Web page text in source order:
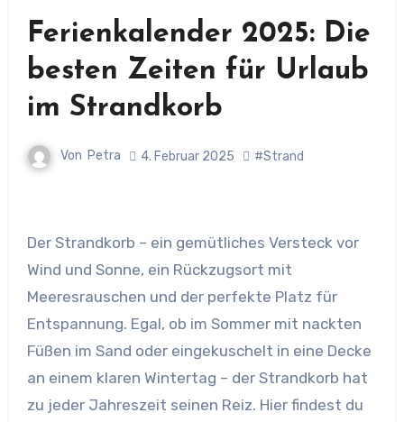
Ferienkalender 2025: Die
besten Zeiten für Urlaub
im Strandkorb
Von Petra 4. Februar 2025 #Strand
Der Strandkorb – ein gemütliches Versteck vor
Wind und Sonne, ein Rückzugsort mit
Meeresrauschen und der perfekte Platz für
Entspannung. Egal, ob im Sommer mit nackten
Füßen im Sand oder eingekuschelt in eine Decke
an einem klaren Wintertag – der Strandkorb hat
zu jeder Jahreszeit seinen Reiz. Hier findest du